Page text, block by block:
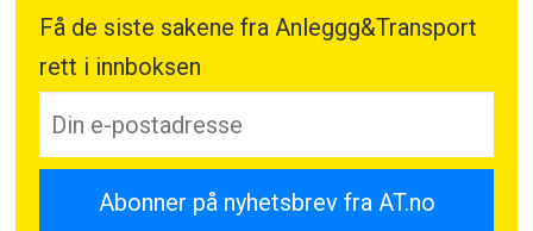
Få de siste sakene fra Anleggg&Transport
rett i innboksen